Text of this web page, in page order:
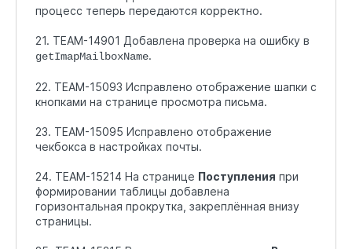
процесс теперь передаются корректно.
21. TEAM-14901 Добавлена проверка на ошибку в
getImapMailboxName.
22. TEAM-15093 Исправлено отображение шапки с
кнопками на странице просмотра письма.
23. TEAM-15095 Исправлено отображение
чекбокса в настройках почты.
24. TEAM-15214 На странице Поступления при
формировании таблицы добавлена
горизонтальная прокрутка, закреплённая внизу
страницы.